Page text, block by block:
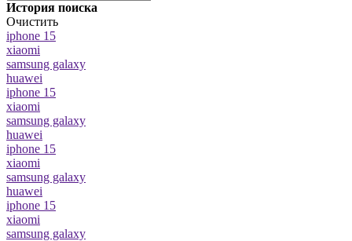
История поиска
Очистить
iphone 15
xiaomi
samsung galaxy
huawei
iphone 15
xiaomi
samsung galaxy
huawei
iphone 15
xiaomi
samsung galaxy
huawei
iphone 15
xiaomi
samsung galaxy